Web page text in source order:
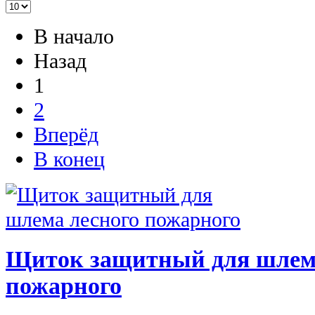
В начало
Назад
1
2
Вперёд
В конец
Щиток защитный для
пожарного